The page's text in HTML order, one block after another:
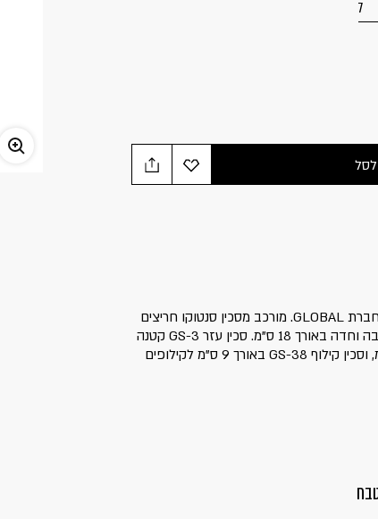
7
סט סכינים מהסדרה הקלאסית של חברת GLOBAL. מורכב מסכין סנטוקו חריצים
G-80, סכין רב שימושית ארוכה, רחבה וחדה באורך 18 ס"מ. סכין עזר GS-3 קטנה
וקצרה לחיתוך ירקות, באורך 13 ס"מ, וסכין קילוף GS-38 באורך 9 ס"מ לקילופים